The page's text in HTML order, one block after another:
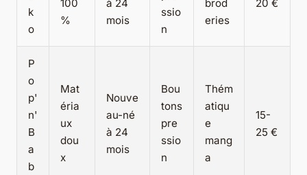
k
o
100
%
à 24
mois
ssio
n
brod
eries
20 €
P
o
p'
n'
B
a
b
Mat
éria
ux
dou
x
Nouve
au-né
à 24
mois
Bou
tons
pre
ssio
n
Thém
atiqu
e
mang
a
15-
25 €